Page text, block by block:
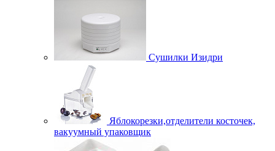
Сушилки Изидри
Яблокорезки,отделители косточек,
вакуумный упаковщик